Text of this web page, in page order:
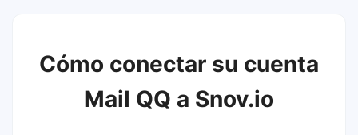
Cómo conectar su cuenta
Mail QQ a Snov.io